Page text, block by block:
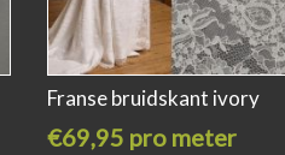
Franse bruidskant ivory
€69,95 pro meter